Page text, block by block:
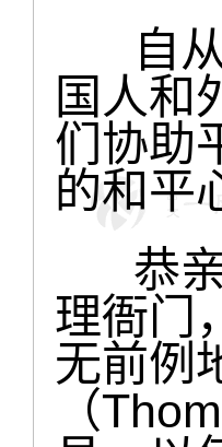
自从
国人和
们协助
的和平
恭亲
理衙门
无前例
（